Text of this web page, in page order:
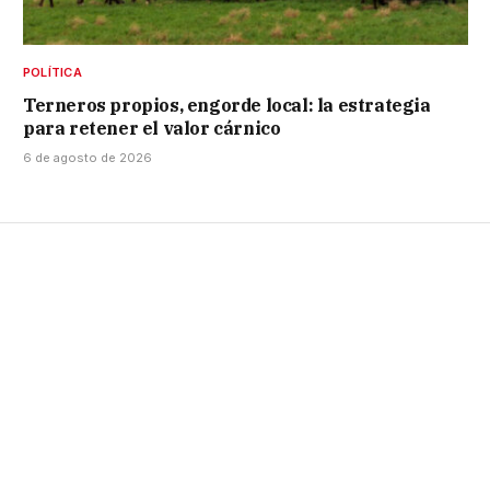
POLÍTICA
Terneros propios, engorde local: la estrategia
para retener el valor cárnico
6 de agosto de 2026